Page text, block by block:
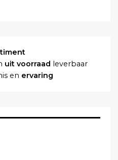
uit voorraad leverbaar
en ervaring